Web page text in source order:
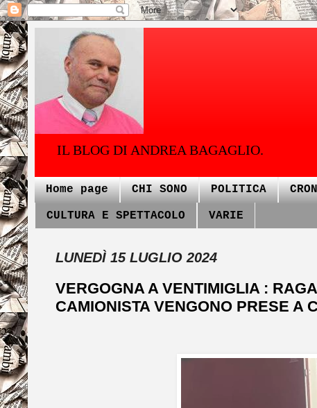
IL BLOG DI ANDREA BAGAGLIO.
Home page CHI SONO POLITICA
CULTURA E SPETTACOLO VARIE
LUNEDÌ 15 LUGLIO 2024
VERGOGNA A VENTIMIGLIA :
CAMIONISTA VENGONO PRESE A